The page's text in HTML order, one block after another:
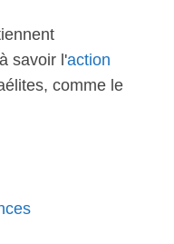
savoir l'action
comme le